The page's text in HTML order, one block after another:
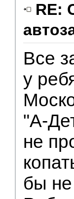
RE:
Все
у
"А-
не
бы